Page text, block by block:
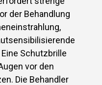
der Behandlung
Schutzbrille
vor den
Die Behandler